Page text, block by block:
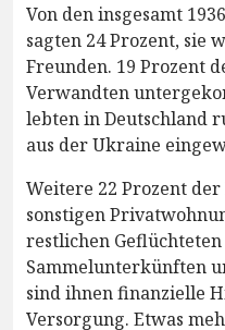
Von den insgesamt
sagten 24 Prozent, sie
Freunden. 19 Prozent
Verwandten
lebten in Deutschland
aus der Ukraine
Weitere 22 Prozent
sonstigen
restlichen
Sammelunterkünften
sind ihnen finanzielle
Versorgung. Etwas